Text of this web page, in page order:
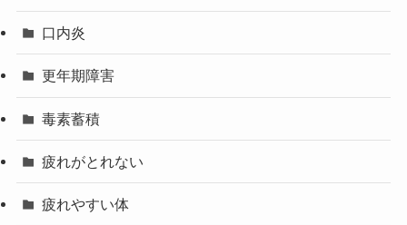
口内炎
更年期障害
毒素蓄積
疲れがとれない
疲れやすい体